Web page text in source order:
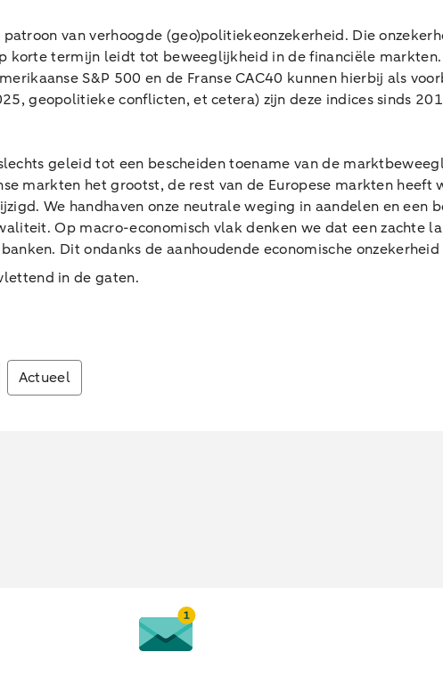
patroon van verhoogde (geo)politiekeonzekerheid. Die
korte termijn leidt tot beweeglijkheid in de financiële
S&P 500 en de Franse CAC40 kunnen hierbij als
geopolitieke conflicten, et cetera) zijn deze indices sinds
geleid tot een bescheiden toename van de
markten het grootst, de rest van de Europese markten
We handhaven onze neutrale weging in aandelen en een
Op macro-economisch vlak denken we dat een zachte
Dit ondanks de aanhoudende economische
in de gaten.
Actueel